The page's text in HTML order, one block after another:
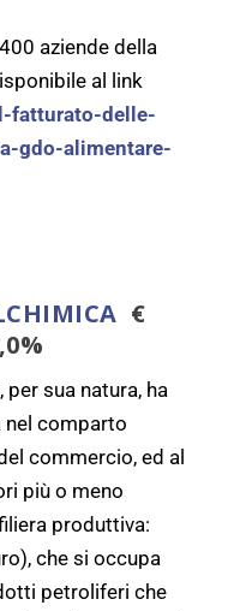
aziende della
al link
fatturato-delle-
gdo-alimentare-
€
sua natura, ha
nel comparto
commercio, ed al
più o meno
produttiva:
che si occupa
petroliferi che